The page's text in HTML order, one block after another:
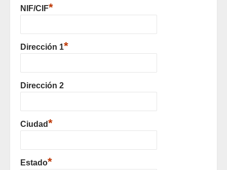
NIF/CIF*
Dirección 1*
Dirección 2
Ciudad*
Estado*